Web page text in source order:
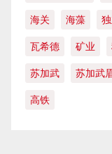
海关 海藻
瓦希德 矿业
苏加武 苏加武
高铁